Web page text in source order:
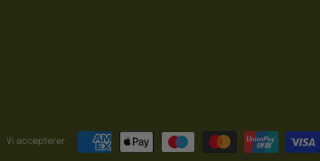
Vi accepterer